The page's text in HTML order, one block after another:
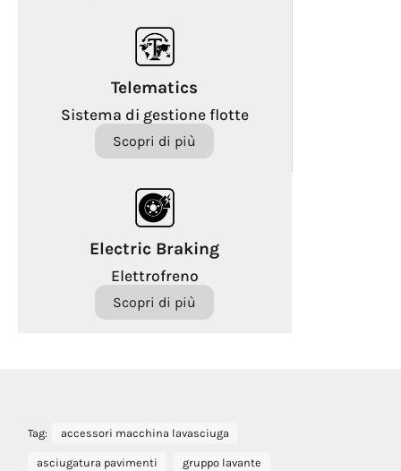
Telematics
Sistema di gestione flotte
Scopri di più
Electric Braking
Elettrofreno
Scopri di più
Tag: accessori macchina lavasciuga
asciugatura pavimenti gruppo lavante